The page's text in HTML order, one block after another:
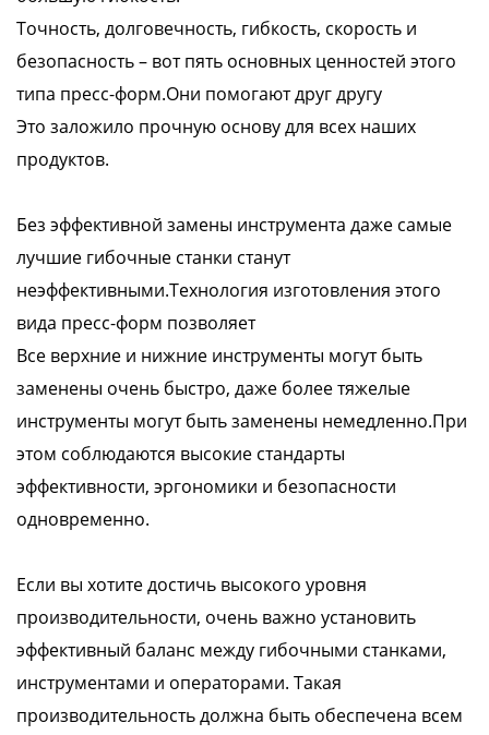
Точность, долговечность, гибкость, скорость и
безопасность – вот пять основных ценностей этого
типа пресс-форм.Они помогают друг другу
Это заложило прочную основу для всех наших
продуктов.
Без эффективной замены инструмента даже самые
лучшие гибочные станки станут
неэффективными.Технология изготовления этого
вида пресс-форм позволяет
Все верхние и нижние инструменты могут быть
заменены очень быстро, даже более тяжелые
инструменты могут быть заменены немедленно.При
этом соблюдаются высокие стандарты
эффективности, эргономики и безопасности
одновременно.
Если вы хотите достичь высокого уровня
производительности, очень важно установить
эффективный баланс между гибочными станками,
инструментами и операторами. Такая
производительность должна быть обеспечена всем